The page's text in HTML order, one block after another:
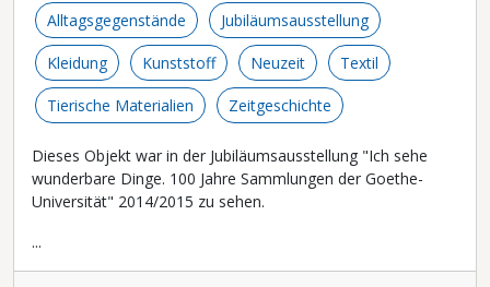
Alltagsgegenstände Jubiläumsausstellung
Kleidung Kunststoff Neuzeit Textil
Tierische Materialien Zeitgeschichte
Dieses Objekt war in der Jubiläumsausstellung "Ich sehe
wunderbare Dinge. 100 Jahre Sammlungen der Goethe-
Universität" 2014/2015 zu sehen.
...